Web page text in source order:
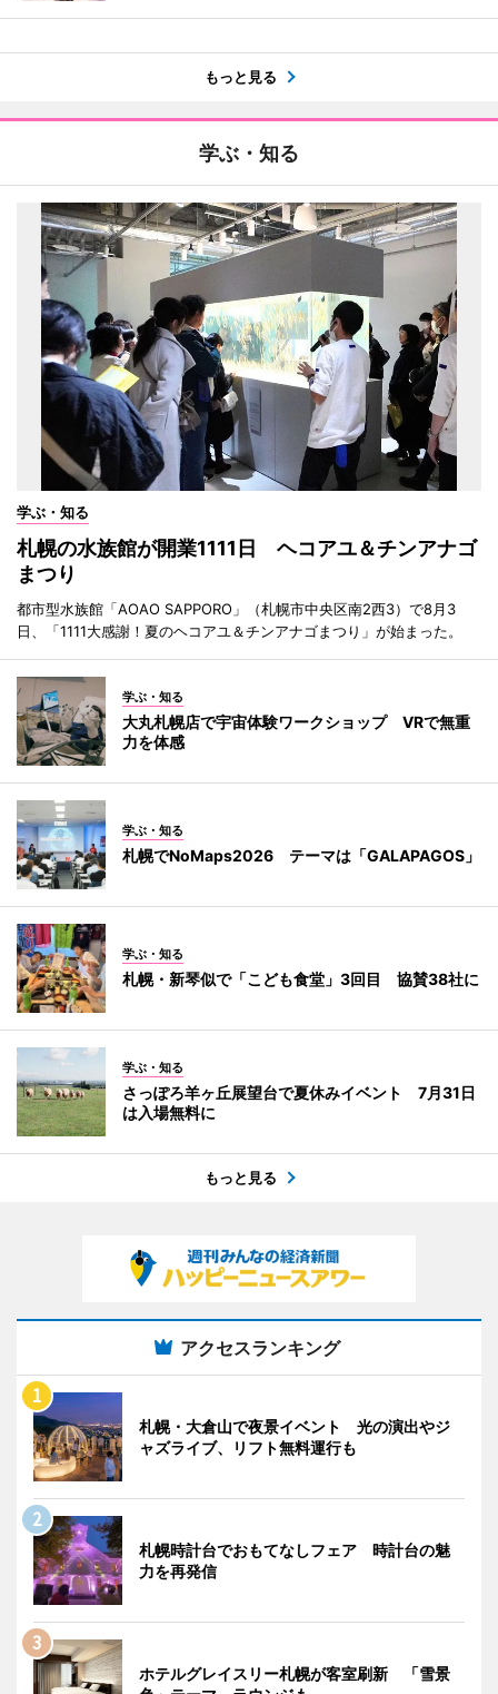
もっと見る
学ぶ・知る
学ぶ・知る
札幌の水族館が開業1111日 ヘコアユ＆チンアナゴ
まつり
都市型水族館「AOAO SAPPORO」（札幌市中央区南2西3）で8月3
日、「1111大感謝！夏のヘコアユ＆チンアナゴまつり」が始まった。
学ぶ・知る
大丸札幌店で宇宙体験ワークショップ VRで無重
力を体感
学ぶ・知る
札幌でNoMaps2026 テーマは「GALAPAGOS」
学ぶ・知る
札幌・新琴似で「こども食堂」3回目 協賛38社に
学ぶ・知る
さっぽろ羊ヶ丘展望台で夏休みイベント 7月31日
は入場無料に
もっと見る
アクセスランキング
札幌・大倉山で夜景イベント 光の演出やジ
ャズライブ、リフト無料運行も
札幌時計台でおもてなしフェア 時計台の魅
力を再発信
ホテルグレイスリー札幌が客室刷新 「雪景